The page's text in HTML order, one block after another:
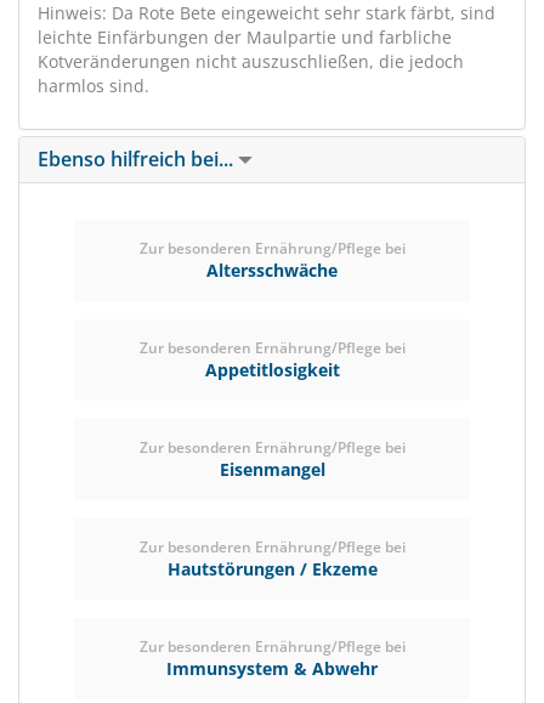
Hinweis: Da Rote Bete eingeweicht sehr stark färbt, sind
leichte Einfärbungen der Maulpartie und farbliche
Kotveränderungen nicht auszuschließen, die jedoch
harmlos sind.
Ebenso hilfreich bei...
Zur besonderen Ernährung/Pflege bei
Altersschwäche
Zur besonderen Ernährung/Pflege bei
Appetitlosigkeit
Zur besonderen Ernährung/Pflege bei
Eisenmangel
Zur besonderen Ernährung/Pflege bei
Hautstörungen / Ekzeme
Zur besonderen Ernährung/Pflege bei
Immunsystem & Abwehr